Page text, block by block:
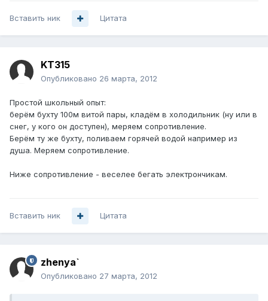
Вставить ник Цитата
KT315
Опубликовано 26 марта, 2012
Простой школьный опыт:
берём бухту 100м витой пары, кладём в холодильник (ну или в
снег, у кого он доступен), меряем сопротивление.
Берём ту же бухту, поливаем горячей водой например из
душа. Меряем сопротивление.
Ниже сопротивление - веселее бегать электрончикам.
Вставить ник Цитата
zhenya`
Опубликовано 27 марта, 2012